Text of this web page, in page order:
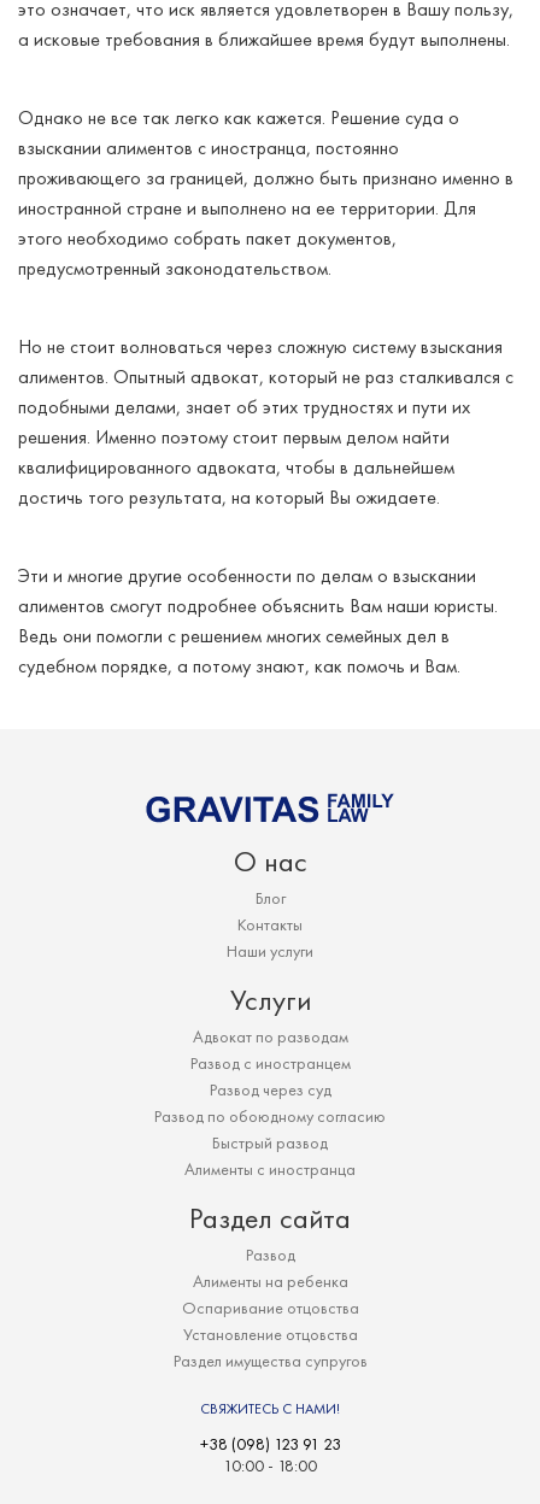
это означает, что иск является удовлетворен в Вашу пользу,
а исковые требования в ближайшее время будут выполнены.
Однако не все так легко как кажется. Решение суда о
взыскании алиментов с иностранца, постоянно
проживающего за границей, должно быть признано именно в
иностранной стране и выполнено на ее территории. Для
этого необходимо собрать пакет документов,
предусмотренный законодательством.
Но не стоит волноваться через сложную систему взыскания
алиментов. Опытный адвокат, который не раз сталкивался с
подобными делами, знает об этих трудностях и пути их
решения. Именно поэтому стоит первым делом найти
квалифицированного адвоката, чтобы в дальнейшем
достичь того результата, на который Вы ожидаете.
Эти и многие другие особенности по делам о взыскании
алиментов смогут подробнее объяснить Вам наши юристы.
Ведь они помогли с решением многих семейных дел в
судебном порядке, а потому знают, как помочь и Вам.
О нас
Блог
Контакты
Наши услуги
Услуги
Адвокат по разводам
Развод с иностранцем
Развод через суд
Развод по обоюдному согласию
Быстрый развод
Алименты с иностранца
Раздел сайта
Развод
Алименты на ребенка
Оспаривание отцовства
Установление отцовства
Раздел имущества супругов
СВЯЖИТЕСЬ С НАМИ!
+38 (098) 123 91 23
10:00 - 18:00